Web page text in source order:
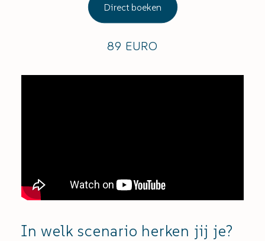
Direct boeken
89 EURO
In welk scenario herken jij je?